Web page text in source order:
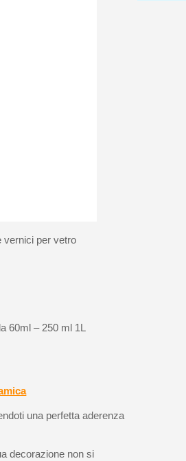
vernici per vetro
60ml – 250 ml 1L
una perfetta aderenza
decorazione non si